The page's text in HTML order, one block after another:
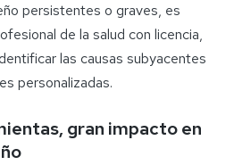
persistentes o graves, es
de la salud con licencia,
las causas subyacentes
personalizadas.
gran impacto en